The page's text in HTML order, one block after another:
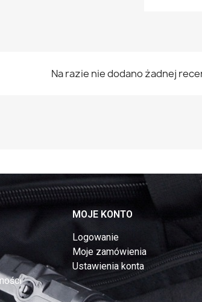
Na razie nie dodano żadnej
MOJE KONTO
Logowanie
Moje zamówienia
Ustawienia konta